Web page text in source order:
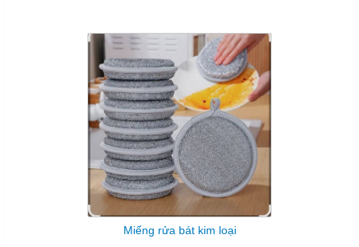
Miếng rửa bát kim loại